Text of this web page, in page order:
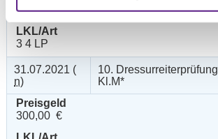
250,00 €
LKL/Art
3 4 LP
31.07.2021 (
n)
10. Dressurreiterprüfung
Kl.M*
Preisgeld
300,00 €